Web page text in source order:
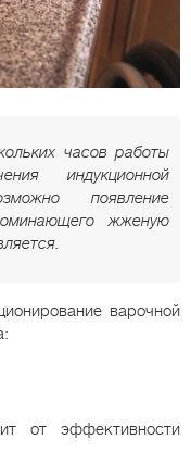
часов работы
индукционной
появление
жженую
варочной
от эффективности